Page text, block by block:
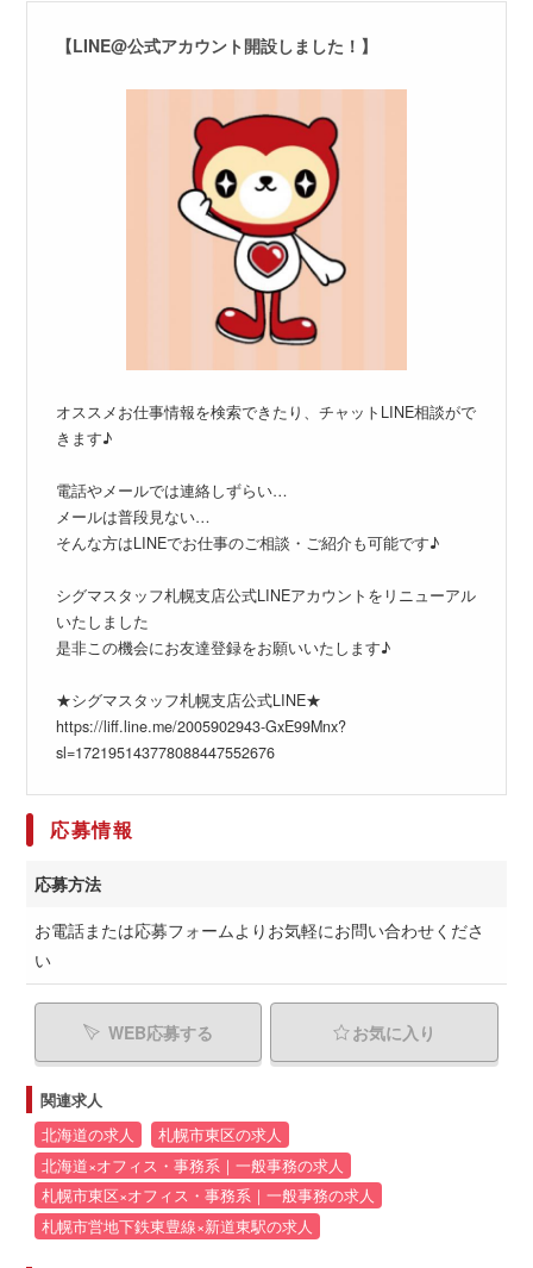
【LINE@公式アカウント開設しました！】
オススメお仕事情報を検索できたり、チャットLINE相談がで
きます♪
電話やメールでは連絡しずらい…
メールは普段見ない…
そんな方はLINEでお仕事のご相談・ご紹介も可能です♪
シグマスタッフ札幌支店公式LINEアカウントをリニューアル
いたしました
是非この機会にお友達登録をお願いいたします♪
★シグマスタッフ札幌支店公式LINE★
https://liff.line.me/2005902943-GxE99Mnx?
sl=172195143778088447552676
応募情報
応募方法
お電話または応募フォームよりお気軽にお問い合わせくださ
い
WEB応募する お気に入り
関連求人
北海道の求人
札幌市東区の求人
北海道×オフィス・事務系｜一般事務の求人
札幌市東区×オフィス・事務系｜一般事務の求人
札幌市営地下鉄東豊線×新道東駅の求人